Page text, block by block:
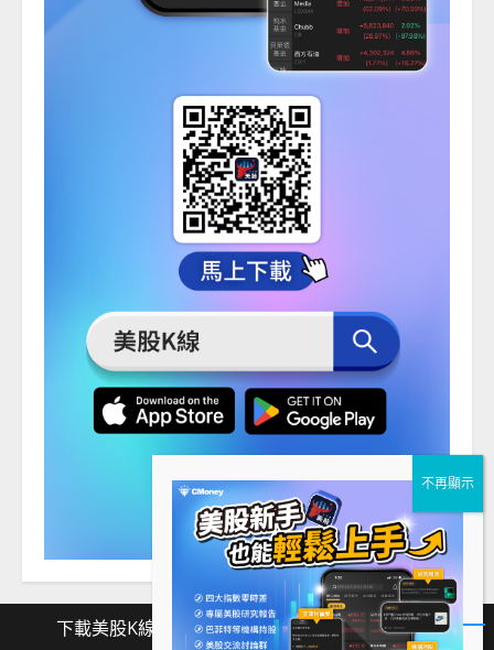
下載美股K線 Facebook Instagram Twitter